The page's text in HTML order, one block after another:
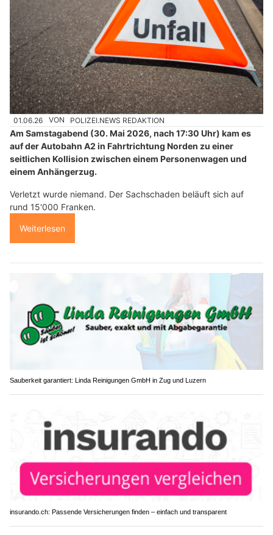
01.06.26 VON POLIZEI.NEWS REDAKTION
Am Samstagabend (30. Mai 2026, nach 17:30 Uhr) kam es
auf der Autobahn A2 in Fahrtrichtung Norden zu einer
seitlichen Kollision zwischen einem Personenwagen und
einem Anhängerzug.
Verletzt wurde niemand. Der Sachschaden beläuft sich auf
rund 15'000 Franken.
Weiterlesen
Sauberkeit garantiert: Linda Reinigungen GmbH in Zug und Luzern
insurando.ch: Passende Versicherungen finden – einfach und transparent